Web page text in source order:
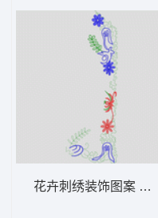
花卉刺绣装饰图案 花型